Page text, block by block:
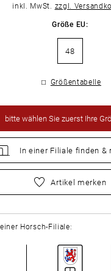
inkl. MwSt. zzgl.
Größe EU:
48
Größentabelle
bittewählen Sie zuerst Ihre
In einer Filiale finden &
wählen Sie zuerst Ihre
Artikel merken
Horsch-Filiale: